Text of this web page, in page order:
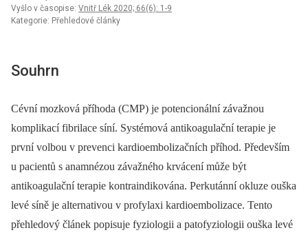
Vyšlo v časopise: Vnitř Lék 2020; 66(6): 1-9
Kategorie: Přehledové články
Souhrn
Cévní mozková příhoda (CMP) je potencionální závažnou
komplikací fibrilace síní. Systémová antikoagulační terapie je
první volbou v prevenci kardioembolizačních příhod. Především
u pacientů s anamnézou závažného krvácení může být
antikoagulační terapie kontraindikována. Perkutánní okluze ouška
levé síně je alternativou v profylaxi kardioembolizace. Tento
přehledový článek popisuje fyziologii a patofyziologii ouška levé